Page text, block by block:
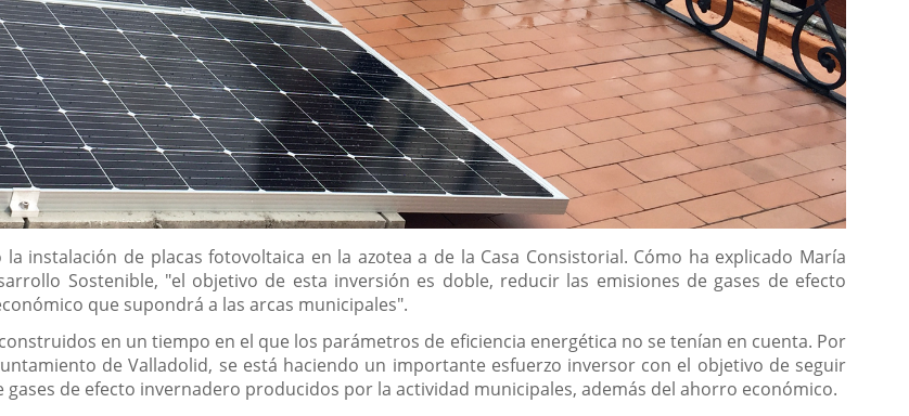
instalación de placas fotovoltaica en la azotea a de la Casa Consistorial. Cómo ha explicado María
Sostenible, "el objetivo de esta inversión es doble, reducir las emisiones de gases de efecto
que supondrá a las arcas municipales".
en un tiempo en el que los parámetros de eficiencia energética no se tenían en cuenta. Por
de Valladolid, se está haciendo un importante esfuerzo inversor con el objetivo de seguir
de efecto invernadero producidos por la actividad municipales, además del ahorro económico.